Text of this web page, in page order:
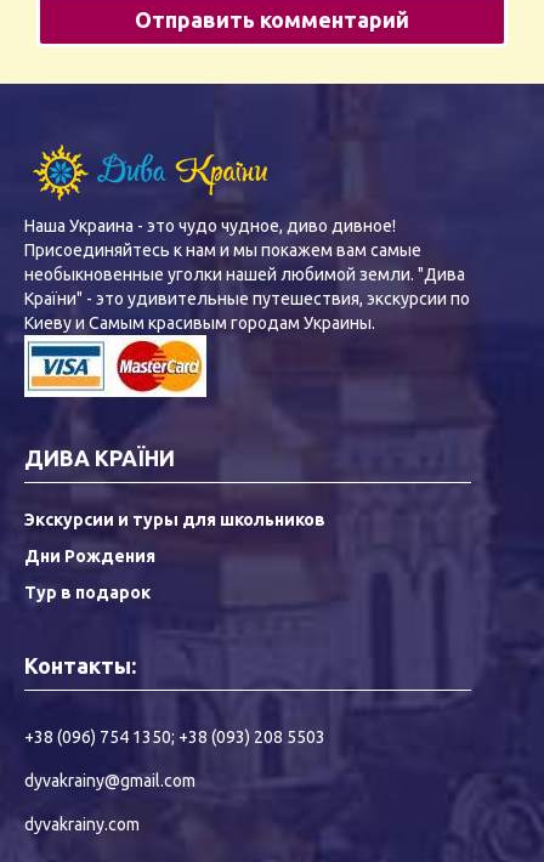
Наша Украина - это чудо чудное, диво дивное!
Присоединяйтесь к нам и мы покажем вам самые
необыкновенные уголки нашей любимой земли. "Дива
Країни" - это удивительные путешествия, экскурсии по
Киеву и Самым красивым городам Украины.
ДИВА КРАЇНИ
Экскурсии и туры для школьников
Дни Рождения
Тур в подарок
Контакты:
+38 (096) 754 1350; +38 (093) 208 5503
dyvakrainy@gmail.com
dyvakrainy.com